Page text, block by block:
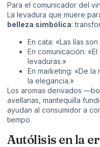
Para el comunicador del
La levadura que muere
belleza simbólica:
En cata: «Las lías
En comunicación:
levaduras.»
En marketing: «De
la elegancia.»
Los aromas derivados
avellanas, mantequilla
ayudan al consumidor a
tiempo.
Autólisis en la